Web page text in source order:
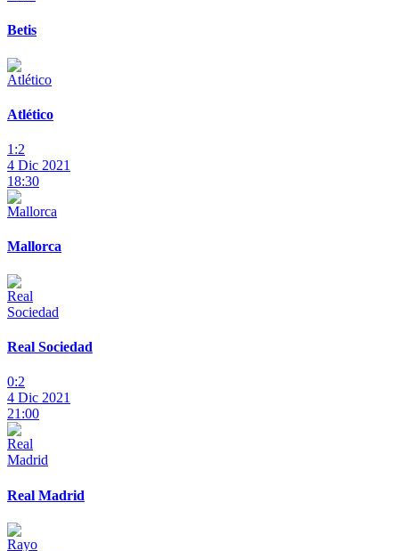
Betis
Atlético
1:2
4 Dic 2021
18:30
Mallorca
Real Sociedad
0:2
4 Dic 2021
21:00
Real Madrid